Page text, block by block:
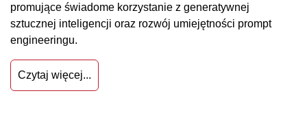
promujące świadome korzystanie z generatywnej
sztucznej inteligencji oraz rozwój umiejętności prompt
engineeringu.
Czytaj więcej...